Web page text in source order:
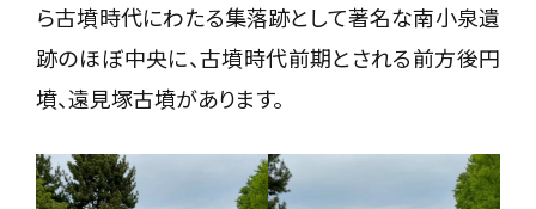
ら古墳時代にわたる集落跡として著名な南小泉遺
跡のほぼ中央に、古墳時代前期とされる前方後円
墳、遠見塚古墳があります。